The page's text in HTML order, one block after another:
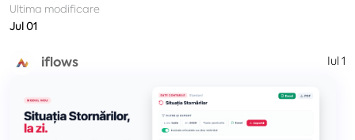
Ultima modificare
Jul 01
iflows Iul 1